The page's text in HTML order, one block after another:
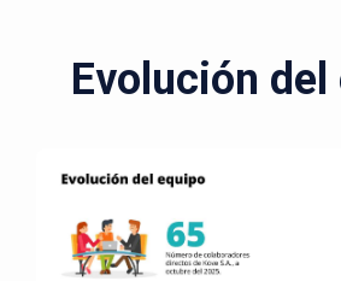
Evolución del